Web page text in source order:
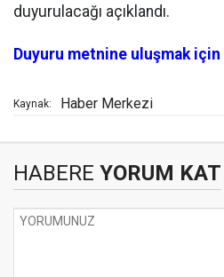
duyurulacağı açıklandı.
Duyuru metnine uluşmak için
Kaynak: Haber Merkezi
HABERE YORUM KAT